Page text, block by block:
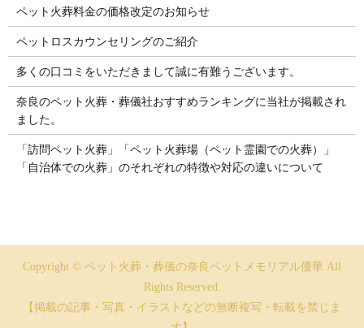
ペット火葬料金の価格改定のお知らせ
ペットロスカウンセリングのご紹介
多くの口コミをいただきまして誠に有難うございます。
奈良のペット火葬・葬儀社おすすめランキングに当社が掲載され
ました。
「訪問ペット火葬」「ペット火葬場（ペット霊園での火葬）」
「自治体での火葬」のそれぞれの特徴や対応の違いについて
Copyright © ペット火葬・葬儀の奈良ペットメモリアル優華 All
Rights Reserved.
【掲載の記事・写真・イラストなどの無断複写・転載を禁じま